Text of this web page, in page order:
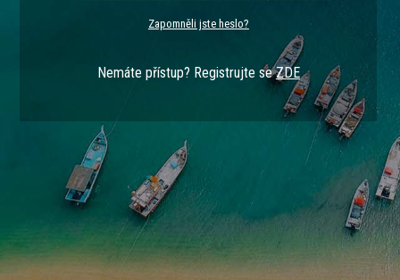
Zapomněli jste heslo?
Nemáte přístup? Registrujte seZDE